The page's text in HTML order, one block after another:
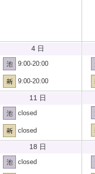
4 日
9:00-20:00
9:00-20:00
11 日
closed
closed
18 日
closed